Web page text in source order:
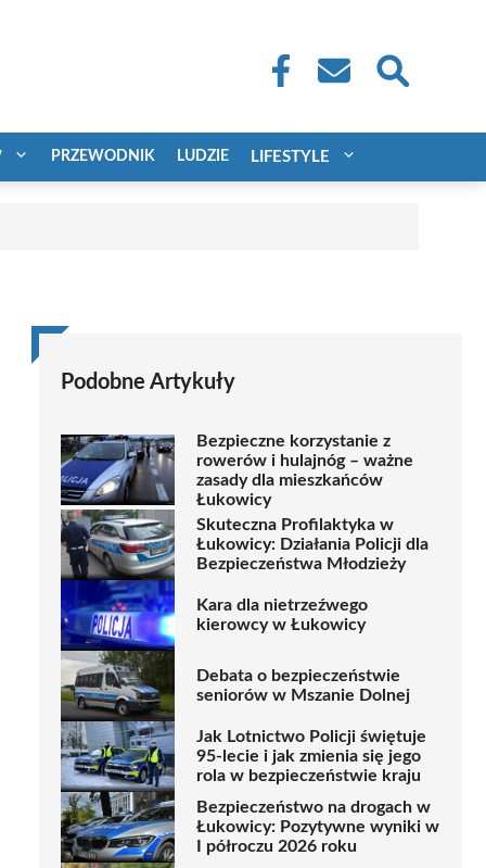
PRZEWODNIK LUDZIE LIFESTYLE
Podobne Artykuły
Bezpieczne korzystanie z
rowerów i hulajnóg – ważne
zasady dla mieszkańców
Łukowicy
Skuteczna Profilaktyka w
Łukowicy: Działania Policji dla
Bezpieczeństwa Młodzieży
Kara dla nietrzeźwego
kierowcy w Łukowicy
Debata o bezpieczeństwie
seniorów w Mszanie Dolnej
Jak Lotnictwo Policji świętuje
95-lecie i jak zmienia się jego
rola w bezpieczeństwie kraju
Bezpieczeństwo na drogach w
Łukowicy: Pozytywne wyniki w
I półroczu 2026 roku